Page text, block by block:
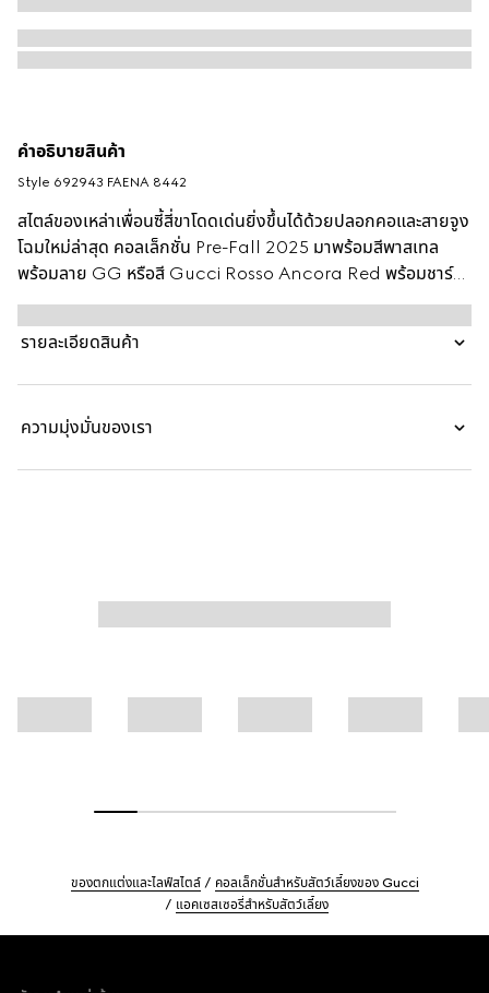
คำอธิบายสินค้า
Style ‎692943 FAENA 8442
สไตล์ของเหล่าเพื่อนซี้สี่ขาโดดเด่นยิ่งขึ้นได้ด้วยปลอกคอและสายจูง
โฉมใหม่ล่าสุด คอลเล็กชั่น Pre-Fall 2025 มาพร้อมสีพาสเทล
พร้อมลาย GG หรือสี Gucci Rosso Ancora Red พร้อมชาร์ม
ห้อยรูปอุ้งเท้าที่ดูขี้เล่น ปลอกคอสัตว์เลี้ยงชิ้นนี้นำเสนอในรูปแบบ
ผ้าเคลือบ GG Monogram พร้อมรายละเอียด Interlocking
G ขนาดมินิ
รายละเอียดสินค้า
ความมุ่งมั่นของเรา
ของตกแต่งและไลฟ์สไตล์
คอลเล็กชั่นสำหรับสัตว์เลี้ยงของ Gucci
แอคเซสเซอรี่สำหรับสัตว์เลี้ยง